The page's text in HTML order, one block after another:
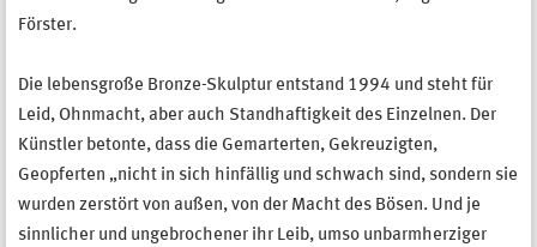
Förster.
Die lebensgroße Bronze-Skulptur entstand 1994 und steht für
Leid, Ohnmacht, aber auch Standhaftigkeit des Einzelnen. Der
Künstler betonte, dass die Gemarterten, Gekreuzigten,
Geopferten „nicht in sich hinfällig und schwach sind, sondern sie
wurden zerstört von außen, von der Macht des Bösen. Und je
sinnlicher und ungebrochener ihr Leib, umso unbarmherziger